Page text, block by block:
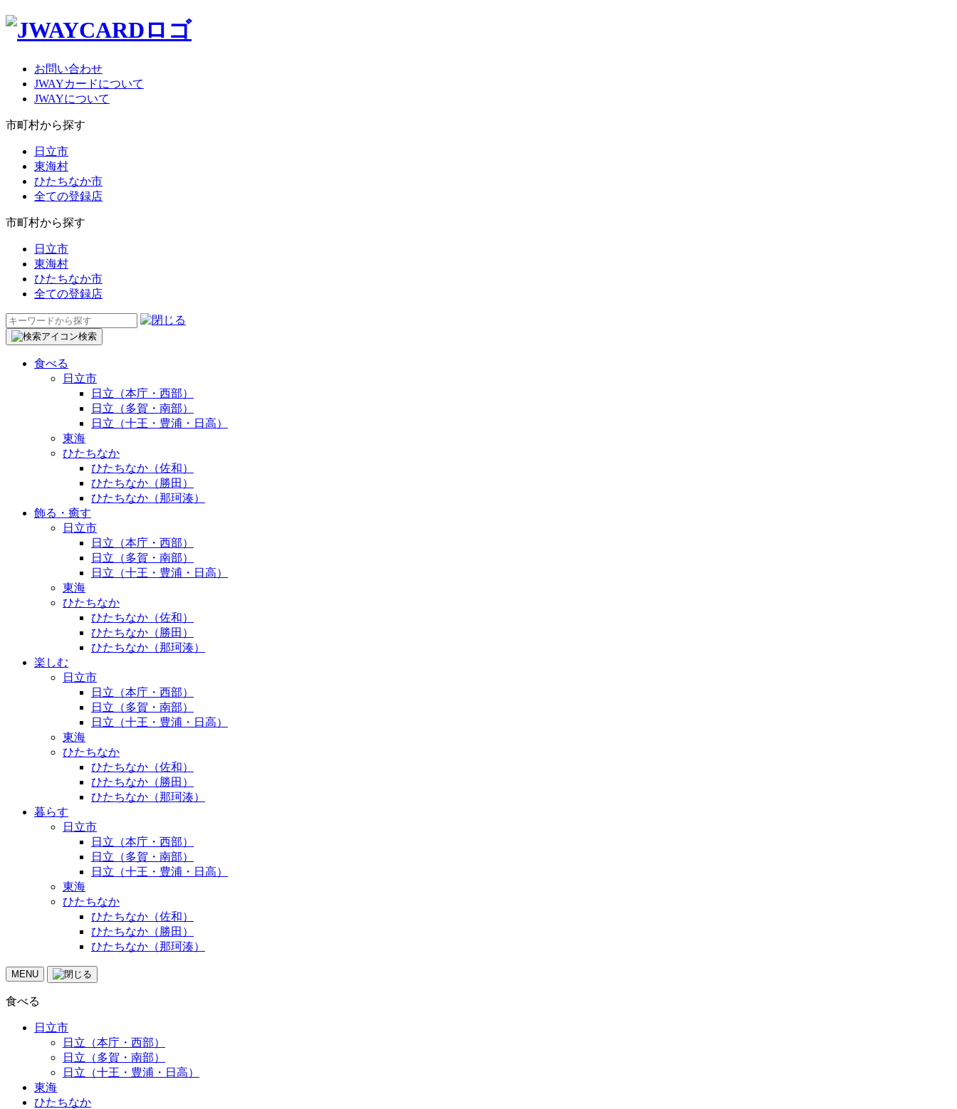
お問い合わせ
JWAYカードについて
JWAYについて
市町村から探す
日立市
東海村
ひたちなか市
全ての登録店
市町村から探す
日立市
東海村
ひたちなか市
全ての登録店
検
索:
検索
食べる
日立市
日立（本庁・西部）
日立（多賀・南部）
日立（十王・豊浦・日高）
東海
ひたちなか
ひたちなか（佐和）
ひたちなか（勝田）
ひたちなか（那珂湊）
飾る・癒す
日立市
日立（本庁・西部）
日立（多賀・南部）
日立（十王・豊浦・日高）
東海
ひたちなか
ひたちなか（佐和）
ひたちなか（勝田）
ひたちなか（那珂湊）
楽しむ
日立市
日立（本庁・西部）
日立（多賀・南部）
日立（十王・豊浦・日高）
東海
ひたちなか
ひたちなか（佐和）
ひたちなか（勝田）
ひたちなか（那珂湊）
暮らす
日立市
日立（本庁・西部）
日立（多賀・南部）
日立（十王・豊浦・日高）
東海
ひたちなか
ひたちなか（佐和）
ひたちなか（勝田）
ひたちなか（那珂湊）
MENU
食べる
日立市
日立（本庁・西部）
日立（多賀・南部）
日立（十王・豊浦・日高）
東海
ひたちなか